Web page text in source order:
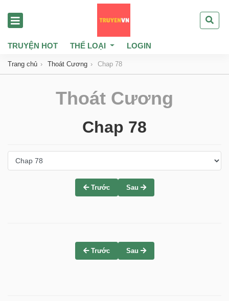
TRUYỆN HOT THỂ LOẠI LOGIN
Trang chủ Thoát Cương Chap 78
Thoát Cương
Chap 78
Trước Sau
Trước Sau